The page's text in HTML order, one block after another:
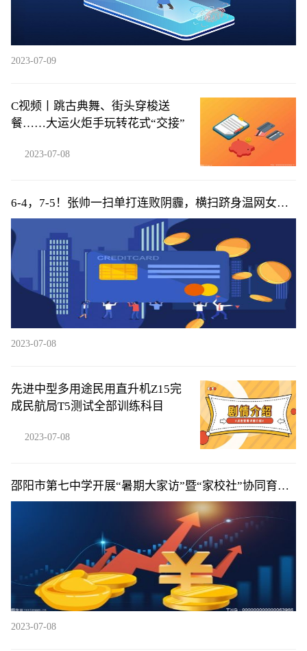
2023-07-09
C视频丨跳古典舞、街头穿梭送
餐……大运火炬手玩转花式“交接”
2023-07-08
6-4，7-5！张帅一扫单打连败阴霾，横扫跻身温网女双
16强
2023-07-08
先进中型多用途民用直升机Z15完
成民航局T5测试全部训练科目
2023-07-08
邵阳市第七中学开展“暑期大家访”暨“家校社”协同育人
活动
2023-07-08